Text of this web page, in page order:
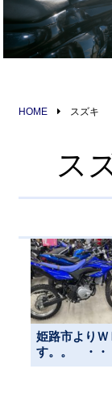
HOME スズキ
ス
姫路市より
す。。 ・・